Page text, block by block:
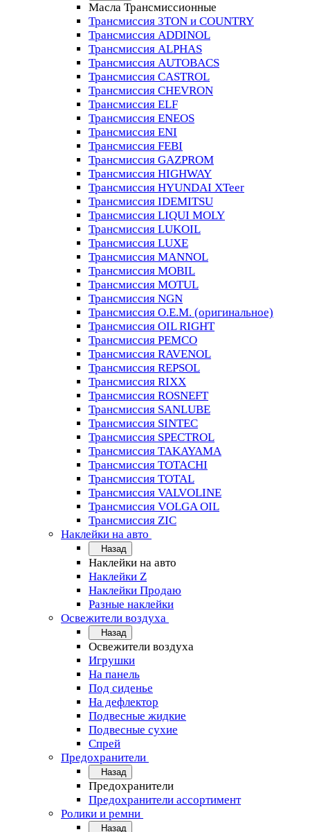
Масла Трансмиссионные
Трансмиссия 3TON и COUNTRY
Трансмиссия ADDINOL
Трансмиссия ALPHAS
Трансмиссия AUTOBACS
Трансмиссия CASTROL
Трансмиссия CHEVRON
Трансмиссия ELF
Трансмиссия ENEOS
Трансмиссия ENI
Трансмиссия FEBI
Трансмиссия GAZPROM
Трансмиссия HIGHWAY
Трансмиссия HYUNDAI XTeer
Трансмиссия IDEMITSU
Трансмиссия LIQUI MOLY
Трансмиссия LUKOIL
Трансмиссия LUXE
Трансмиссия MANNOL
Трансмиссия MOBIL
Трансмиссия MOTUL
Трансмиссия NGN
Трансмиссия O.E.M. (оригинальное)
Трансмиссия OIL RIGHT
Трансмиссия PEMCO
Трансмиссия RAVENOL
Трансмиссия REPSOL
Трансмиссия RIXX
Трансмиссия ROSNEFT
Трансмиссия SANLUBE
Трансмиссия SINTEC
Трансмиссия SPECTROL
Трансмиссия TAKAYAMA
Трансмиссия TOTACHI
Трансмиссия TOTAL
Трансмиссия VALVOLINE
Трансмиссия VOLGA OIL
Трансмиссия ZIC
Наклейки на авто
Назад
Наклейки на авто
Наклейки Z
Наклейки Продаю
Разные наклейки
Освежители воздуха
Назад
Освежители воздуха
Игрушки
На панель
Под сиденье
На дефлектор
Подвесные жидкие
Подвесные сухие
Спрей
Предохранители
Назад
Предохранители
Предохранители ассортимент
Ролики и ремни
Назад